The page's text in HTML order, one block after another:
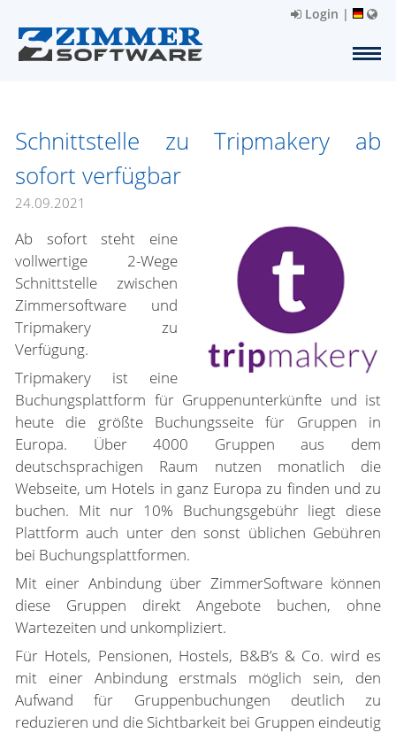
Login |
Schnittstelle zu Tripmakery ab
sofort verfügbar
24.09.2021
Ab sofort steht eine
vollwertige 2-Wege
Schnittstelle zwischen
Zimmersoftware und
Tripmakery zu
Verfügung.
Tripmakery ist eine
Buchungsplattform für Gruppenunterkünfte und ist
heute die größte Buchungsseite für Gruppen in
Europa. Über 4000 Gruppen aus dem
deutschsprachigen Raum nutzen monatlich die
Webseite, um Hotels in ganz Europa zu finden und zu
buchen. Mit nur 10% Buchungsgebühr liegt diese
Plattform auch unter den sonst üblichen Gebühren
bei Buchungsplattformen.
Mit einer Anbindung über ZimmerSoftware können
diese Gruppen direkt Angebote buchen, ohne
Wartezeiten und unkompliziert.
Für Hotels, Pensionen, Hostels, B&B’s & Co. wird es
mit einer Anbindung erstmals möglich sein, den
Aufwand für Gruppenbuchungen deutlich zu
reduzieren und die Sichtbarkeit bei Gruppen eindeutig